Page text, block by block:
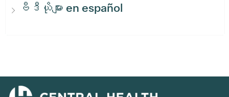
ဗီဒီယိုများ en español